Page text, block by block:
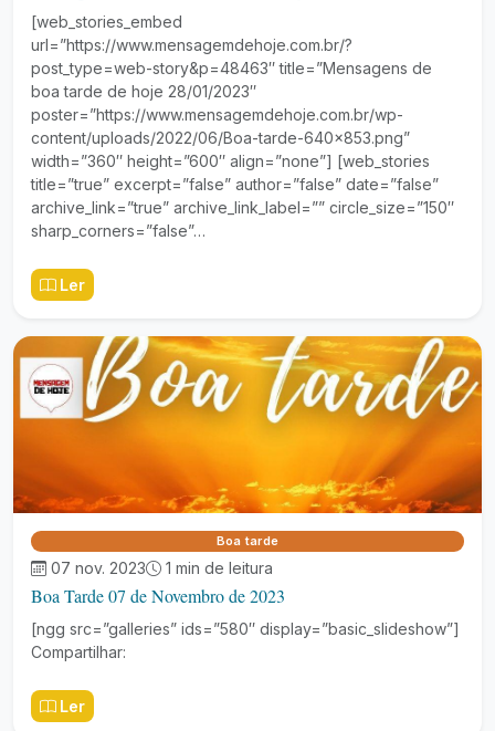
[web_stories_embed
url=”https://www.mensagemdehoje.com.br/?
post_type=web-story&p=48463″ title=”Mensagens de
boa tarde de hoje 28/01/2023″
poster=”https://www.mensagemdehoje.com.br/wp-
content/uploads/2022/06/Boa-tarde-640×853.png”
width=”360″ height=”600″ align=”none”] [web_stories
title=”true” excerpt=”false” author=”false” date=”false”
archive_link=”true” archive_link_label=”” circle_size=”150″
sharp_corners=”false”…
Ler
Boa tarde
07 nov. 2023 1 min de leitura
Boa Tarde 07 de Novembro de 2023
[ngg src=”galleries” ids=”580″ display=”basic_slideshow”]
Compartilhar:
Ler